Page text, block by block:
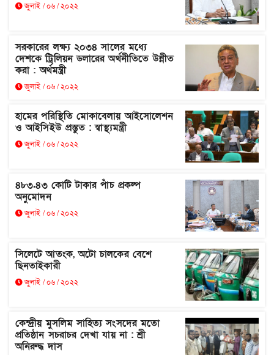
জুলাই / ০৬ / ২০২২
সরকারের লক্ষ্য ২০৩৪ সালের মধ্যে
দেশকে ট্রিলিয়ন ডলারের অর্থনীতিতে উন্নীত
করা : অর্থমন্ত্রী
জুলাই / ০৬ / ২০২২
হামের পরিস্থিতি মোকাবেলায় আইসোলেশন
ও আইসিইউ প্রস্তুত : স্বাস্থ্যমন্ত্রী
জুলাই / ০৬ / ২০২২
৪৮৩.৪৩ কোটি টাকার পাঁচ প্রকল্প
অনুমোদন
জুলাই / ০৬ / ২০২২
সিলেটে আতংক, অটো চালকের বেশে
ছিনতাইকারী
জুলাই / ০৬ / ২০২২
কেন্দ্রীয় মুসলিম সাহিত্য সংসদের মতো
প্রতিষ্ঠান সচরাচর দেখা যায় না : শ্রী
অনিরুদ্ধ দাস